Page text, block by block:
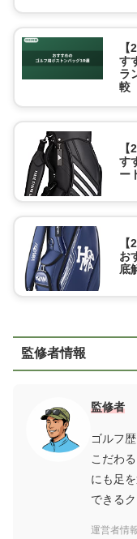
す
ラ
較
す
ー
お
底
監修者情報
監修者
ゴルフ
こだわ
にも足
できる
運営者情